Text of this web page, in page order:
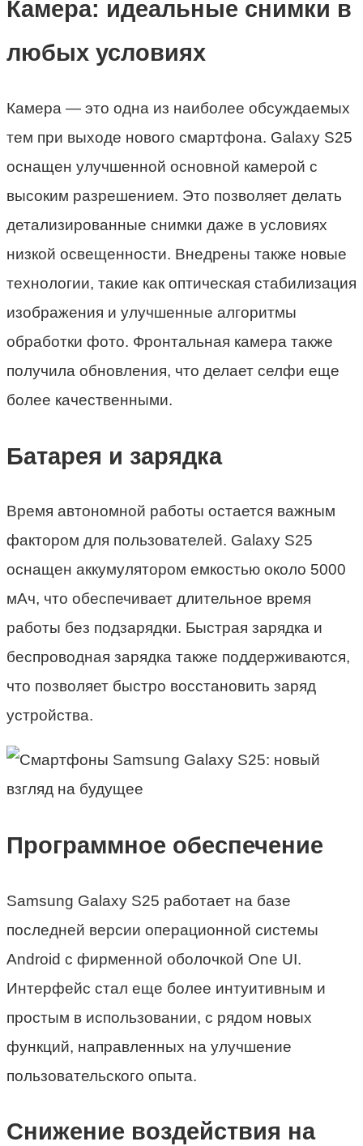
Камера: идеальные снимки в
любых условиях
Камера — это одна из наиболее обсуждаемых
тем при выходе нового смартфона. Galaxy S25
оснащен улучшенной основной камерой с
высоким разрешением. Это позволяет делать
детализированные снимки даже в условиях
низкой освещенности. Внедрены также новые
технологии, такие как оптическая стабилизация
изображения и улучшенные алгоритмы
обработки фото. Фронтальная камера также
получила обновления, что делает селфи еще
более качественными.
Батарея и зарядка
Время автономной работы остается важным
фактором для пользователей. Galaxy S25
оснащен аккумулятором емкостью около 5000
мАч, что обеспечивает длительное время
работы без подзарядки. Быстрая зарядка и
беспроводная зарядка также поддерживаются,
что позволяет быстро восстановить заряд
устройства.
Программное обеспечение
Samsung Galaxy S25 работает на базе
последней версии операционной системы
Android с фирменной оболочкой One UI.
Интерфейс стал еще более интуитивным и
простым в использовании, с рядом новых
функций, направленных на улучшение
пользовательского опыта.
Снижение воздействия на